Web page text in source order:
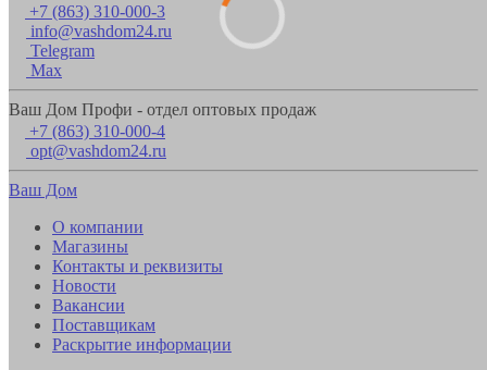
+7 (863) 310-000-3
info@vashdom24.ru
Telegram
Max
Ваш Дом Профи - отдел оптовых продаж
+7 (863) 310-000-4
opt@vashdom24.ru
Ваш Дом
О компании
Магазины
Контакты и реквизиты
Новости
Вакансии
Поставщикам
Раскрытие информации